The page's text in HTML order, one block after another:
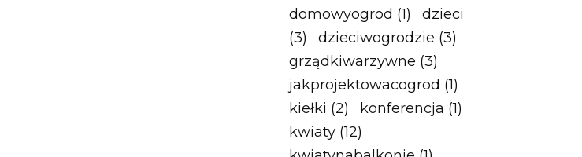
domowyogrod (1)
dzieci
(3)
dzieciwogrodzie (3)
grządkiwarzywne (3)
jakprojektowacogrod (1)
kiełki (2) konferencja (1)
kwiaty (12)